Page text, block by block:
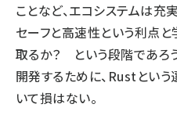
ことなど、エコシステムは充
セーフと高速性という利点と
取るか？ という段階であろ
開発するために、Rustとい
いて損はない。